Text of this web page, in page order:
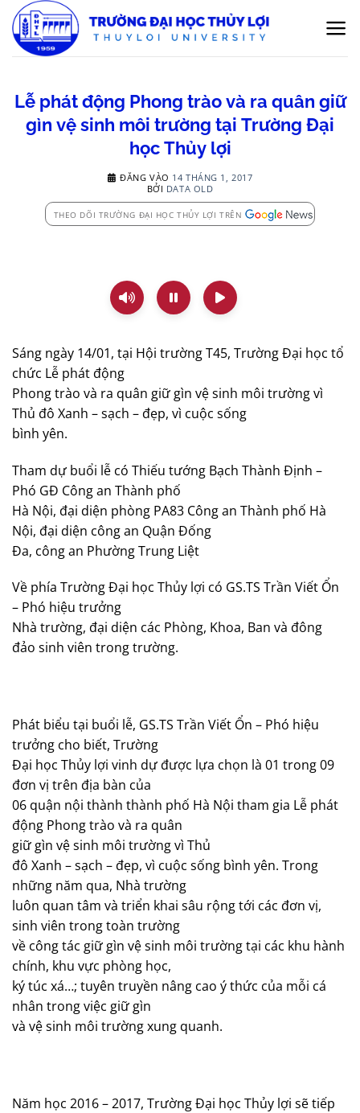
qua
nội
Lễ phát động Phong trào và ra quân giữ
gìn vệ sinh môi trường tại Trường Đại
học Thủy lợi
ĐĂNG VÀO 14 THÁNG 1, 2017
BỞI DATA OLD
THEO DÕI TRƯỜNG ĐẠI HỌC THỦY LỢI TRÊN
Sáng ngày 14/01, tại Hội trường T45, Trường Đại học tổ
chức Lễ phát động
Phong trào và ra quân giữ gìn vệ sinh môi trường vì
Thủ đô Xanh – sạch – đẹp, vì cuộc sống
bình yên.
Tham dự buổi lễ có Thiếu tướng Bạch Thành Định –
Phó GĐ Công an Thành phố
Hà Nội, đại diện phòng PA83 Công an Thành phố Hà
Nội, đại diện công an Quận Đống
Đa, công an Phường Trung Liệt
Về phía Trường Đại học Thủy lợi có GS.TS Trần Viết Ổn
– Phó hiệu trưởng
Nhà trường, đại diện các Phòng, Khoa, Ban và đông
đảo sinh viên trong trường.
Phát biểu tại buổi lễ, GS.TS Trần Viết Ổn – Phó hiệu
trưởng cho biết, Trường
Đại học Thủy lợi vinh dự được lựa chọn là 01 trong 09
đơn vị trên địa bàn của
06 quận nội thành thành phố Hà Nội tham gia Lễ phát
động Phong trào và ra quân
giữ gìn vệ sinh môi trường vì Thủ
đô Xanh – sạch – đẹp, vì cuộc sống bình yên. Trong
những năm qua, Nhà trường
luôn quan tâm và triển khai sâu rộng tới các đơn vị,
sinh viên trong toàn trường
về công tác giữ gìn vệ sinh môi trường tại các khu hành
chính, khu vực phòng học,
ký túc xá…; tuyên truyền nâng cao ý thức của mỗi cá
nhân trong việc giữ gìn
và vệ sinh môi trường xung quanh.
Năm học 2016 – 2017, Trường Đại học Thủy lợi sẽ tiếp